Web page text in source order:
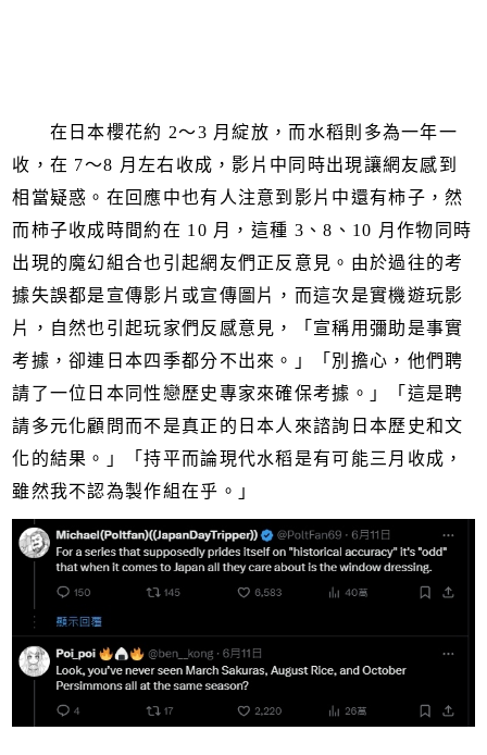
在日本櫻花約 2～3 月綻放，而水稻則多為一年一
收，在 7～8 月左右收成，影片中同時出現讓網友感到
相當疑惑。在回應中也有人注意到影片中還有柿子，然
而柿子收成時間約在 10 月，這種 3、8、10 月作物同時
出現的魔幻組合也引起網友們正反意見。由於過往的考
據失誤都是宣傳影片或宣傳圖片，而這次是實機遊玩影
片，自然也引起玩家們反感意見，「宣稱用彌助是事實
考據，卻連日本四季都分不出來。」「別擔心，他們聘
請了一位日本同性戀歷史專家來確保考據。」「這是聘
請多元化顧問而不是真正的日本人來諮詢日本歷史和文
化的結果。」「持平而論現代水稻是有可能三月收成，
雖然我不認為製作組在乎。」